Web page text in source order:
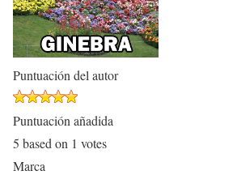
Puntuación del autor
Puntuación añadida
5 based on 1 votes
Marca